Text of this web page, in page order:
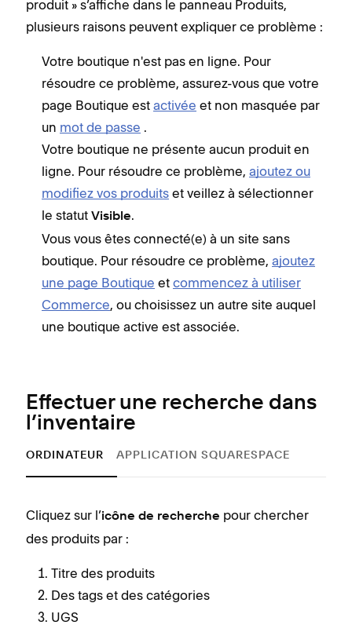
produit » s’affiche dans le panneau Produits,
plusieurs raisons peuvent expliquer ce problème :
Votre boutique n'est pas en ligne. Pour
résoudre ce problème, assurez-vous que votre
page Boutique est activée et non masquée par
un mot de passe .
Votre boutique ne présente aucun produit en
ligne. Pour résoudre ce problème, ajoutez ou
modifiez vos produits et veillez à sélectionner
le statut Visible.
Vous vous êtes connecté(e) à un site sans
boutique. Pour résoudre ce problème, ajoutez
une page Boutique et commencez à utiliser
Commerce, ou choisissez un autre site auquel
une boutique active est associée.
Effectuer une recherche dans
l’inventaire
ORDINATEUR APPLICATION SQUARESPACE
Cliquez sur l’icône de recherche pour chercher
des produits par :
Titre des produits
Des tags et des catégories
UGS